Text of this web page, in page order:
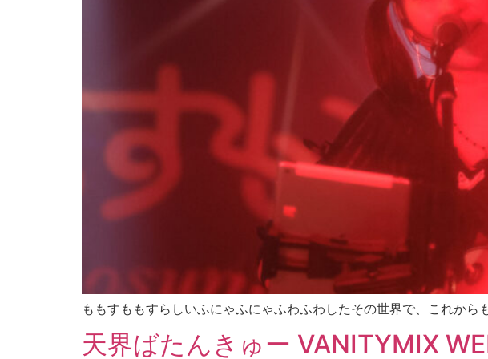
ももすももすらしいふにゃふにゃふわふわしたその世界で、これから
天界ばたんきゅー VANITYMIX